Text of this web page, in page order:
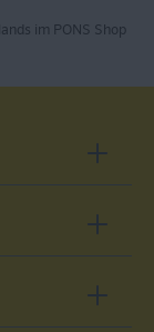
im PONS Shop